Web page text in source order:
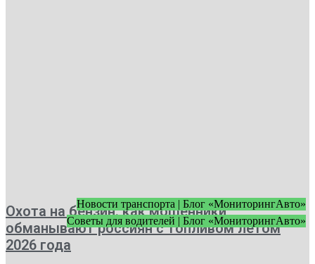
Новости транспорта | Блог «МониторингАвто»
Советы для водителей | Блог «МониторингАвто»
Охота на бензин: как мошенники
обманывают россиян с топливом летом
2026 года